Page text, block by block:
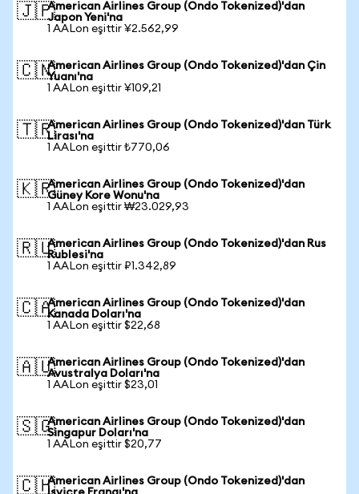
🇯🇵American Airlines Group (Ondo Tokenized)'dan
Japon Yeni'na
1 AALon eşittir ¥2.562,99
🇨🇳American Airlines Group (Ondo Tokenized)'dan Çin
Yuanı'na
1 AALon eşittir ¥109,21
🇹🇷American Airlines Group (Ondo Tokenized)'dan Türk
Lirası'na
1 AALon eşittir ₺770,06
🇰🇷American Airlines Group (Ondo Tokenized)'dan
Güney Kore Wonu'na
1 AALon eşittir ₩23.029,93
🇷🇺American Airlines Group (Ondo Tokenized)'dan Rus
Rublesi'na
1 AALon eşittir ₽1.342,89
🇨🇦American Airlines Group (Ondo Tokenized)'dan
Kanada Doları'na
1 AALon eşittir $22,68
🇦🇺American Airlines Group (Ondo Tokenized)'dan
Avustralya Doları'na
1 AALon eşittir $23,01
🇸🇬American Airlines Group (Ondo Tokenized)'dan
Singapur Doları'na
1 AALon eşittir $20,77
🇨🇭American Airlines Group (Ondo Tokenized)'dan